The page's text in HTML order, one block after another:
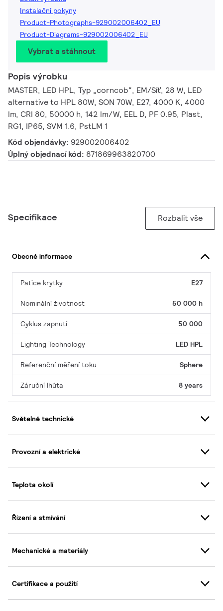
Instalační pokyny
Product-Photographs-929002006402_EU
Product-Diagrams-929002006402_EU
Vybrat a stáhnout
Popis výrobku
MASTER, LED HPL, Typ „corncob“, EM/Síť, 28 W, LED
alternative to HPL 80W, SON 70W, E27, 4000 K, 4000
lm, CRI 80, 50000 h, 142 lm/W, EEL D, PF 0.95, Plast,
RG1, IP65, SVM 1.6, PstLM 1
Kód objendávky: 929002006402
Úplný objednací kód: 871869963820700
Specifikace Rozbalit vše
Obecné informace
Patice krytky E27
Nominální životnost 50 000 h
Cyklus zapnutí 50 000
Lighting Technology LED HPL
Referenční měření toku Sphere
Záruční lhůta 8 years
Světelně technické
Provozní a elektrické
Teplota okolí
Řízení a stmívání
Mechanické a materiály
Certifikace a použití